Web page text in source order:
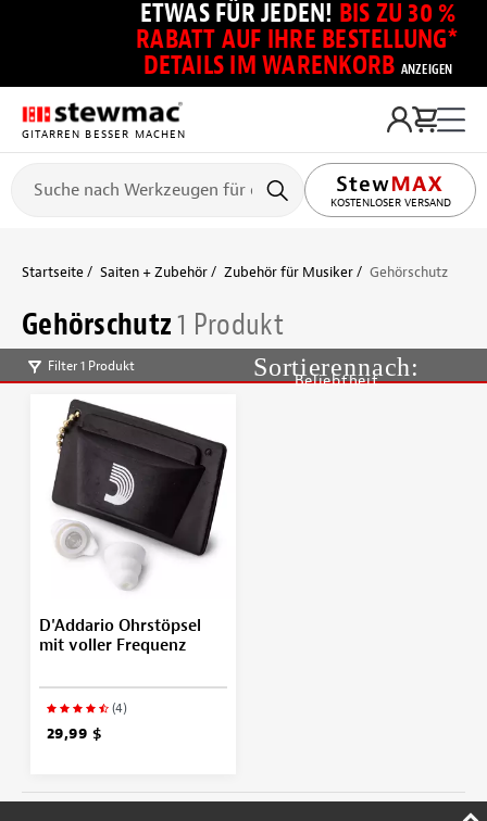
ETWAS FÜR JEDEN! BIS ZU 30 %
RABATT AUF IHRE BESTELLUNG*
DETAILS IM WARENKORB ANZEIGEN
GITARREN BESSER MACHEN
KOSTENLOSER VERSAND
Startseite Saiten + Zubehör Zubehör für Musiker Gehörschutz
Gehörschutz1 Produkt
Filter 1 Produkt
Beliebtheit
D'Addario Ohrstöpsel
mit voller Frequenz
(4)
29,99 $